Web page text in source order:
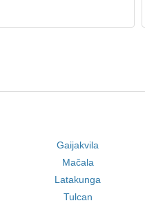
Gaijakvila
Mačala
Latakunga
Tulcan